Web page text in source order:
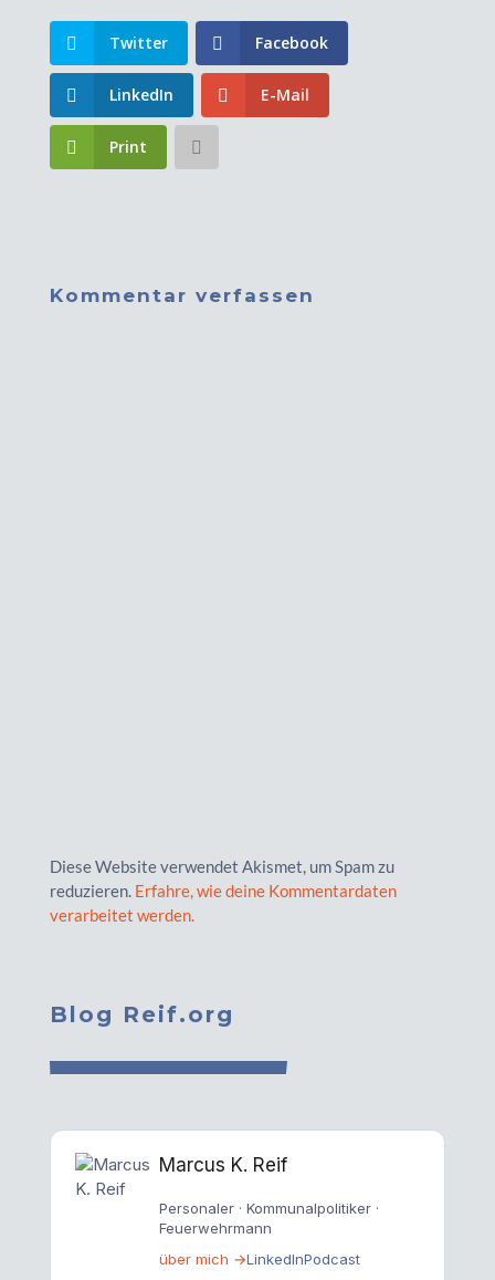
Twitter Facebook
LinkedIn E-Mail
Print
Kommentar verfassen
Diese Website verwendet Akismet, um Spam zu
reduzieren. Erfahre, wie deine Kommentardaten
verarbeitet werden.
Blog Reif.org
Marcus K. Reif
Personaler · Kommunalpolitiker ·
Feuerwehrmann
über mich →LinkedInPodcast